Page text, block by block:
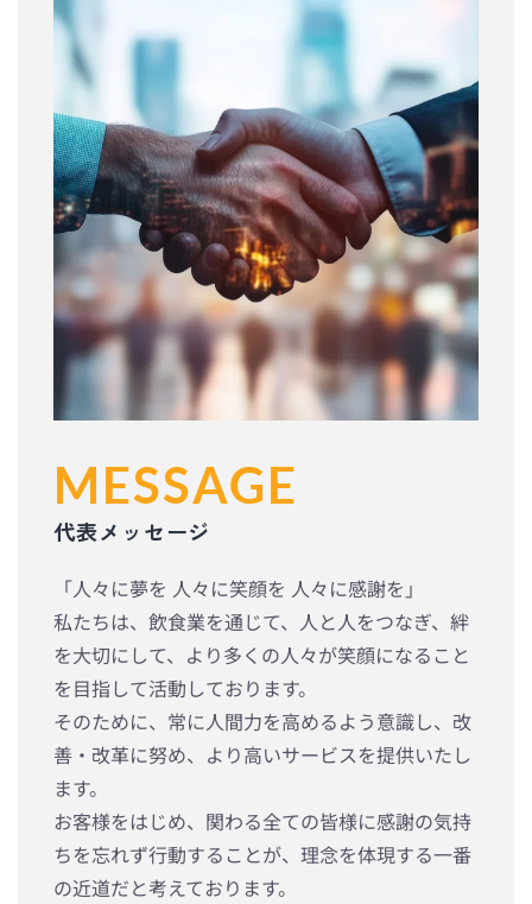
MESSAGE
代表メッセージ
「人々に夢を 人々に笑顔を 人々に感謝を」
私たちは、飲食業を通じて、人と人をつなぎ、絆
を大切にして、より多くの人々が笑顔になること
を目指して活動しております。
そのために、常に人間力を高めるよう意識し、改
善・改革に努め、より高いサービスを提供いたし
ます。
お客様をはじめ、関わる全ての皆様に感謝の気持
ちを忘れず行動することが、理念を体現する一番
の近道だと考えております。